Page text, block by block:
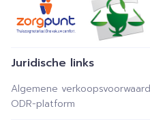
Juridische links
Algemene
ODR-platform